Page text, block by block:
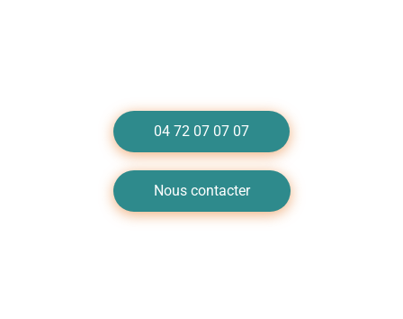
04 72 07 07 07
Nous contacter